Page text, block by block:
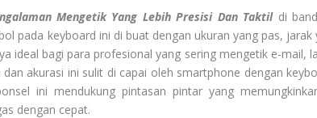
Mengetik Yang Lebih Presisi Dan Taktildi
pada keyboard ini di buat dengan ukuran yang pas,
ideal bagi para profesional yang sering mengetik e-mail,
akurasi ini sulit di capai oleh smartphone dengan
ini mendukung pintasan pintar yang
dengan cepat.